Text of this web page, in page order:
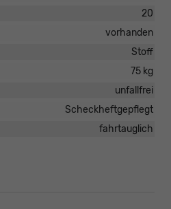
20
vorhanden
Stoff
75 kg
unfallfrei
Scheckheftgepflegt
fahrtauglich